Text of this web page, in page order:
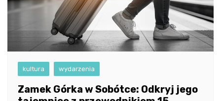
kultura wydarzenia
Zamek Górka w Sobótce: Odkryj jego